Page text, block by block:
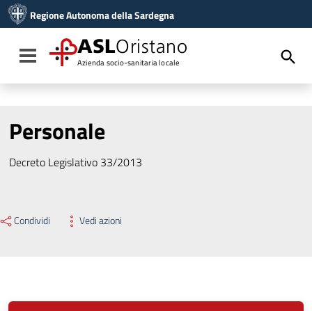
Vai al menu di navigazione
Vai al footer
Regione Autonoma della Sardegna
Toggle navigation
ASLOristano
Azienda socio-sanitaria locale
Personale
Decreto Legislativo 33/2013
Condividi Vedi azioni